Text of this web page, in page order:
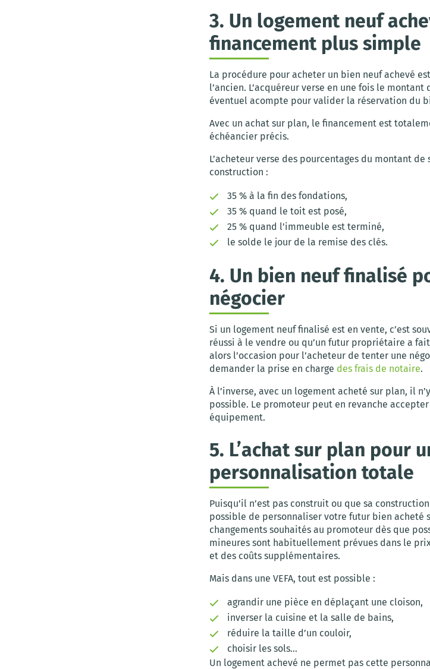
3. Un logement neuf
financement plus simple
La procédure pour acheter un bien neuf achevé
l’ancien. L’acquéreur verse en une fois le
éventuel acompte pour valider la réservation du
Avec un achat sur plan, le financement est
échéancier précis.
L’acheteur verse des pourcentages du montant
construction :
35 % à la fin des fondations,
35 % quand le toit est posé,
25 % quand l’immeuble est terminé,
le solde le jour de la remise des clés.
4. Un bien neuf finalisé
négocier
Si un logement neuf finalisé est en vente, c’est
réussi à le vendre ou qu’un futur propriétaire a
alors l’occasion pour l’acheteur de tenter une
demander la prise en charge des frais de notaire.
À l’inverse, avec un logement acheté sur plan, il
possible. Le promoteur peut en revanche
équipement.
5. L’achat sur plan pour
personnalisation totale
Puisqu’il n’est pas construit ou que sa
possible de personnaliser votre futur bien acheté
changements souhaités au promoteur dès que
mineures sont habituellement prévues dans le
et des coûts supplémentaires.
Mais dans une VEFA, tout est possible :
agrandir une pièce en déplaçant une cloison,
inverser la cuisine et la salle de bains,
réduire la taille d’un couloir,
choisir les sols…
Un logement achevé ne permet pas cette